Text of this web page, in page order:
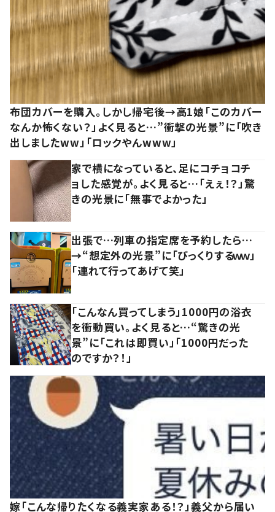
布団カバーを購入。しかし帰宅後→高1娘「このカバー
なんか怖くない？」よく見ると…”衝撃の光景”に「吹き
出しましたww」「ロックやんwww」
家で横になっていると、足にコチョコチ
ョした感覚が。よく見ると…「えぇ！？」驚
きの光景に「無事でよかった」
出張で…列車の指定席を予約したら…
→“想定外の光景”に「びっくりするｗｗ」
「連れて行ってあげて笑」
「こんなん買ってしまう」1000円の浴衣
を衝動買い。よく見ると…“驚きの光
景”に「これは即買い」「1000円だった
のですか？！」
嫁「こんな帰りたくなる義実家ある！？」義父から届い